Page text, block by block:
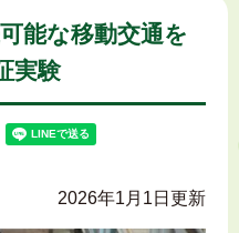
能な移動交通を
実験
2026年1月1日更新